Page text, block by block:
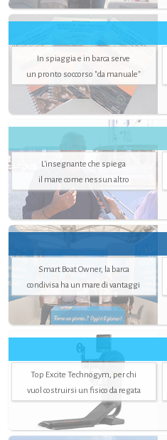
In spiaggia e in barca serve
un pronto soccorso "da manuale"
L'insegnante che spiega
il mare come nessun altro
Smart Boat Owner, la barca
condivisa ha un mare di vantaggi
Top Excite Technogym, per chi
vuol costruirsi un fisico da regata